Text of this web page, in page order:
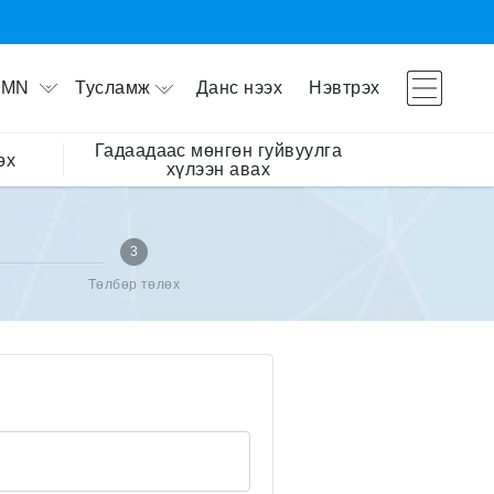
MN Тусламж Данс нээх Нэвтрэх
Гадаадаас мөнгөн гуйвуулга
хүлээн авах
3
Төлбөр төлөх